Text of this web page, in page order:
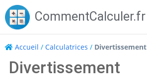
Skip
to
content
CommentCalculer.fr
Accueil / Calculatrices / Divertissement
Divertissement